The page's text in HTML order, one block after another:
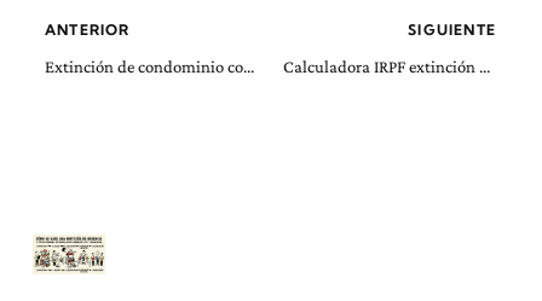
ANTERIOR
Extinción de condominio con menor de edad o persona con discapacidad
SIGUIENTE
Calculadora IRPF extinción de condominio